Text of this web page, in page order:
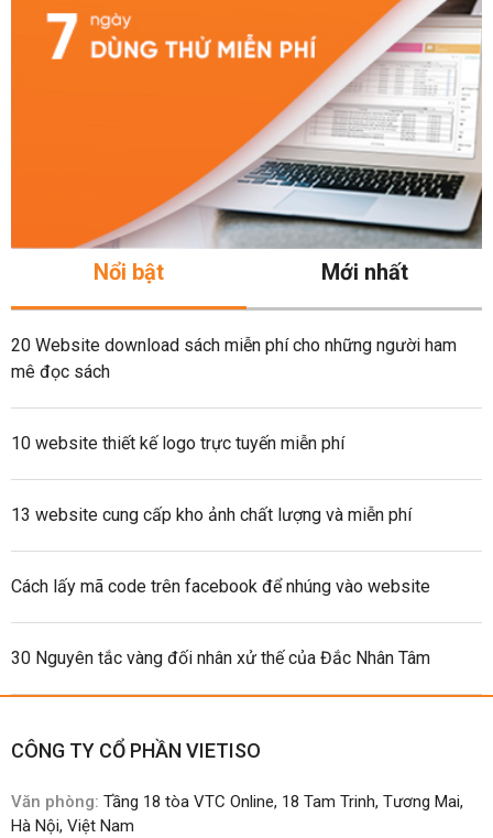
Nổi bật Mới nhất
20 Website download sách miễn phí cho những người ham
mê đọc sách
10 website thiết kế logo trực tuyến miễn phí
13 website cung cấp kho ảnh chất lượng và miễn phí
Cách lấy mã code trên facebook để nhúng vào website
30 Nguyên tắc vàng đối nhân xử thế của Đắc Nhân Tâm
CÔNG TY CỔ PHẦN VIETISO
Văn phòng: Tầng 18 tòa VTC Online, 18 Tam Trinh, Tương Mai,
Hà Nội, Việt Nam